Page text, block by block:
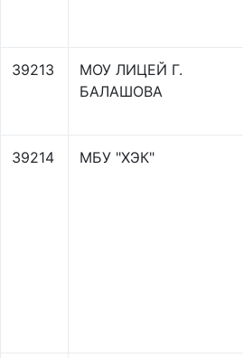
39213
МОУ ЛИЦЕЙ Г.
БАЛАШОВА
39214 МБУ "ХЭК"